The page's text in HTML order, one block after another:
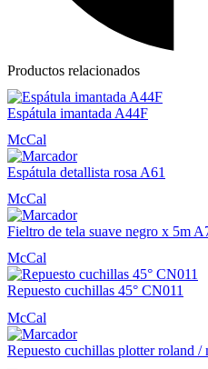
Productos relacionados
Espátula imantada A44F
McCal
Espátula detallista rosa A61
McCal
Fieltro de tela suave negro x 5m
McCal
Repuesto cuchillas 45° CN011
McCal
Repuesto cuchillas plotter roland /